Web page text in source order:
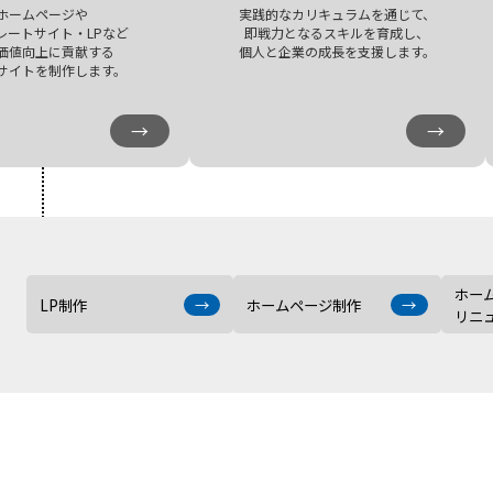
ームページや
ートサイト・LPなど
値向上に貢献する
イトを制作します。
→
実践的なカリキュラムを通じて、
即戦力となるスキルを育成し、
個人と企業の成長を支援します。
→
LP制作 → ホームページ制作 →
ホー
リニ